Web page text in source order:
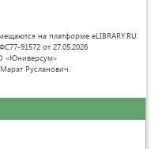
на платформе eLIBRARY.RU.
91572 от 27.05.2026
«Юниверсум»
Русланович.